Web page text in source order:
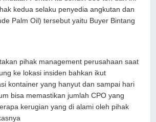
kedua selaku penyedia angkutan dan
Palm Oil) tersebut yaitu Buyer Bintang
pihak management perusahaan saat
ke lokasi insiden bahkan ikut
kontainer yang hanyut dan sampai hari
bisa memastikan jumlah CPO yang
kerugian yang di alami oleh pihak